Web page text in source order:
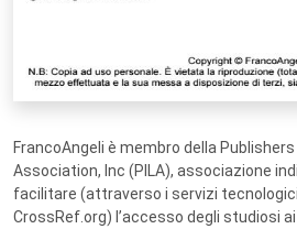
FrancoAngeli è membro della
Association, Inc (PILA), associazione
facilitare (attraverso i servizi
CrossRef.org) l’accesso degli studiosi